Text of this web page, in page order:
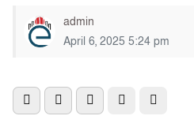
admin
April 6, 2025 5:24 pm